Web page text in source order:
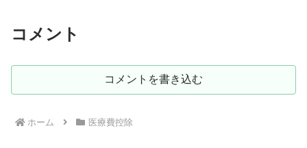
コメント
コメントを書き込む
ホーム 医療費控除